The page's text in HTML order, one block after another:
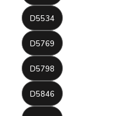
D5534
D5769
D5798
D5846